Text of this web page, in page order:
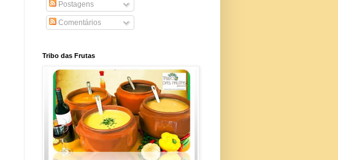
Postagens
Comentários
Tribo das Frutas